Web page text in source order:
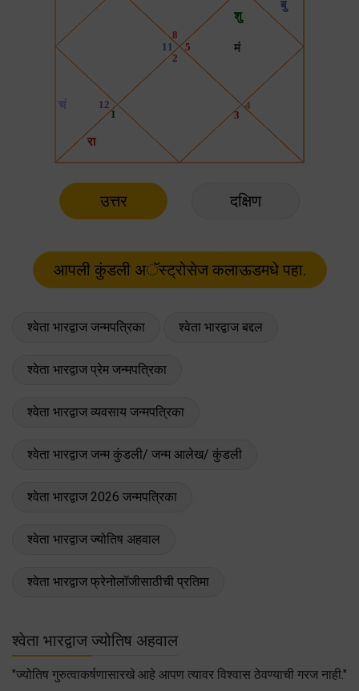
उत्तर दक्षिण
श्वेता भारद्वाज जन्मपत्रिका श्वेता भारद्वाज बद्दल
श्वेता भारद्वाज प्रेम जन्मपत्रिका
श्वेता भारद्वाज व्यवसाय जन्मपत्रिका
श्वेता भारद्वाज जन्म कुंडली/ जन्म आलेख/ कुंडली
श्वेता भारद्वाज 2026 जन्मपत्रिका
श्वेता भारद्वाज ज्योतिष अहवाल
श्वेता भारद्वाज फ्रेनोलॉजीसाठीची प्रतिमा
श्वेता भारद्वाज ज्योतिष अहवाल
"ज्योतिष गुरुत्वाकर्षणासारखे आहे आपण त्यावर विश्वास ठेवण्याची गरज नाही."